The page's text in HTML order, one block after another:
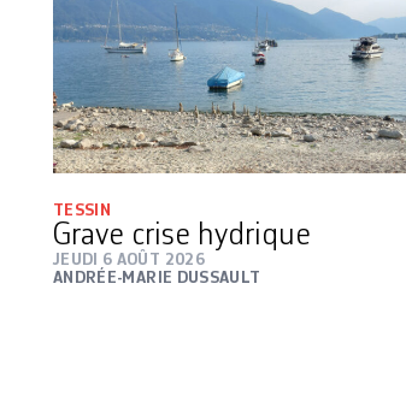
TESSIN
Grave crise hydrique
JEUDI 6 AOÛT 2026
ANDRÉE-MARIE DUSSAULT